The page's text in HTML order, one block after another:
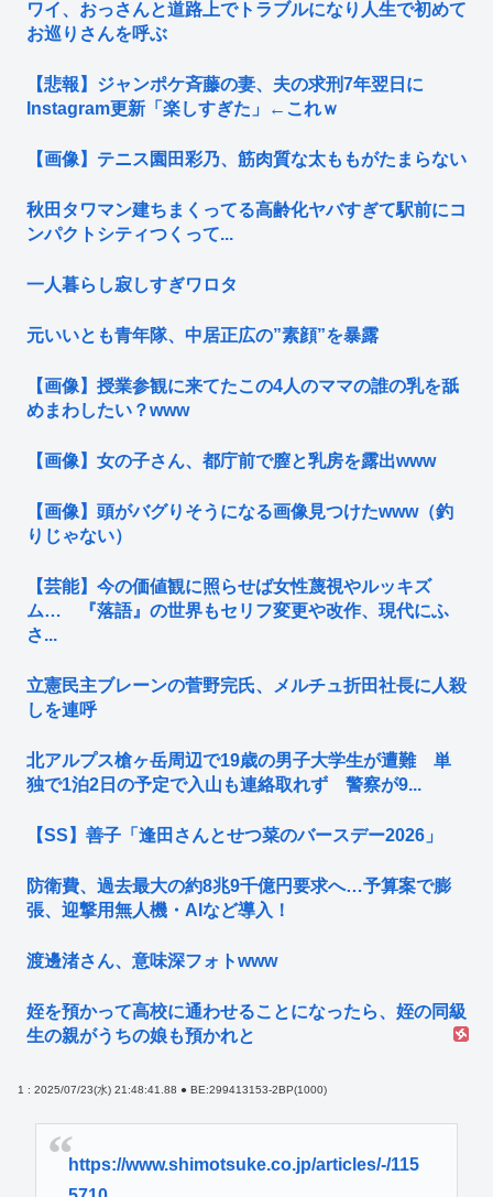
ワイ、おっさんと道路上でトラブルになり人生で初めて
お巡りさんを呼ぶ
【悲報】ジャンポケ斉藤の妻、夫の求刑7年翌日に
Instagram更新「楽しすぎた」←これｗ
【画像】テニス園田彩乃、筋肉質な太ももがたまらない
秋田タワマン建ちまくってる高齢化ヤバすぎて駅前にコ
ンパクトシティつくって...
一人暮らし寂しすぎワロタ
元いいとも青年隊、中居正広の”素顔”を暴露
【画像】授業参観に来てたこの4人のママの誰の乳を舐
めまわしたい？www
【画像】女の子さん、都庁前で膣と乳房を露出www
【画像】頭がバグりそうになる画像見つけたwww（釣
りじゃない）
【芸能】今の価値観に照らせば女性蔑視やルッキズ
ム… 『落語』の世界もセリフ変更や改作、現代にふ
さ...
立憲民主ブレーンの菅野完氏、メルチュ折田社長に人殺
しを連呼
北アルプス槍ヶ岳周辺で19歳の男子大学生が遭難 単
独で1泊2日の予定で入山も連絡取れず 警察が9...
【SS】善子「逢田さんとせつ菜のバースデー2026」
防衛費、過去最大の約8兆9千億円要求へ…予算案で膨
張、迎撃用無人機・AIなど導入！
渡邊渚さん、意味深フォトwww
姪を預かって高校に通わせることになったら、姪の同級
生の親がうちの娘も預かれと
1 : 2025/07/23(水) 21:48:41.88 ● BE:299413153-2BP(1000)
https://www.shimotsuke.co.jp/articles/-/115